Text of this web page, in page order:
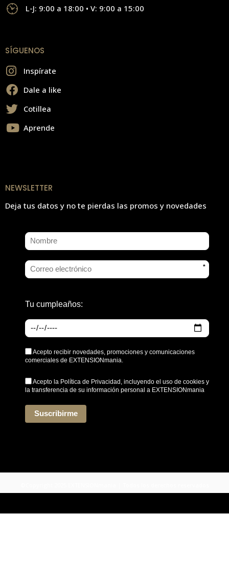
L-J: 9:00 a 18:00 • V: 9:00 a 15:00
SÍGUENOS
Inspírate
Dale a like
Cotillea
Aprende
NEWSLETTER
Deja tus datos y no te pierdas las promos y novedades
*
Tu cumpleaños:
Acepto recibir novedades, promociones y comunicaciones
comerciales de EXTENSIONmania.
Acepto la Política de Privacidad , incluyendo el uso de cookies y
la transferencia de su información personal a EXTENSIONmania
Suscribirme